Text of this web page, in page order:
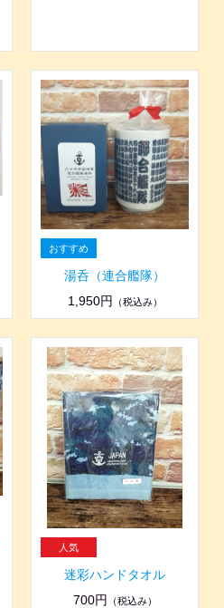
湯呑（連合艦隊）
1,950円
（税込み）
迷彩ハンドタオル
700円
（税込み）